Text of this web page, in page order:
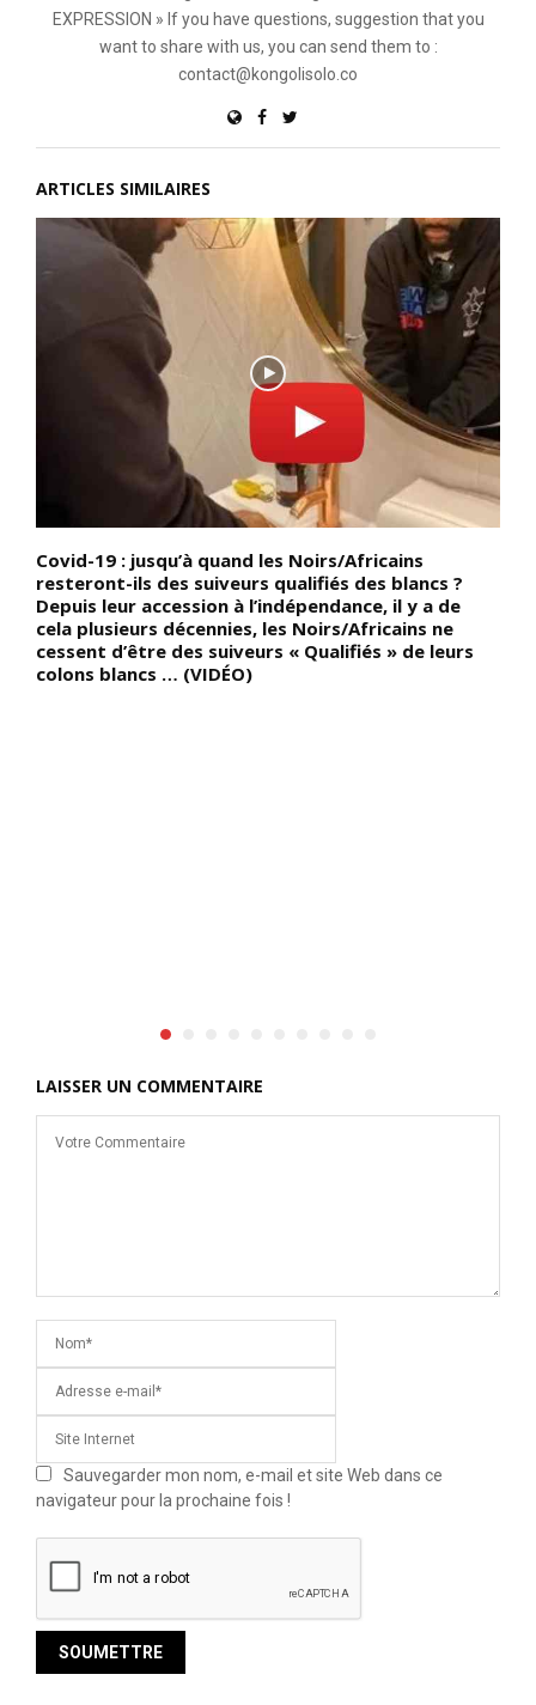
EXPRESSION » If you have questions, suggestion that you
want to share with us, you can send them to :
contact@kongolisolo.co
ARTICLES SIMILAIRES
Covid-19 : jusqu’à quand les Noirs/Africains
resteront-ils des suiveurs qualifiés des blancs ?
Depuis leur accession à l’indépendance, il y a de
cela plusieurs décennies, les Noirs/Africains ne
cessent d’être des suiveurs « Qualifiés » de leurs
colons blancs … (VIDÉO)
LAISSER UN COMMENTAIRE
Sauvegarder mon nom, e-mail et site Web dans ce
navigateur pour la prochaine fois !